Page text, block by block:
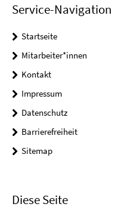
Service-Navigation
Startseite
Mitarbeiter*innen
Kontakt
Impressum
Datenschutz
Barrierefreiheit
Sitemap
Diese Seite